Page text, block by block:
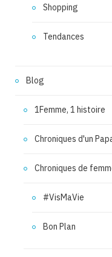
Shopping
Tendances
Blog
1Femme, 1 histoire
Chroniques d'un
Chroniques de
#VisMaVie
Bon Plan